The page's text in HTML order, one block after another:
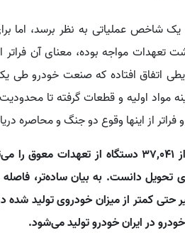
شاخص عملیاتی به نظر برسد، اما
تعهدات مواجه بوده، معنای آن
اتفاق افتاده که صنعت خودرو طی
مواد اولیه و قطعات گرفته تا
از اینها وقوع دو جنگ و محاصره
در چنین فضایی، کاهش بیش از 37,041 دستگاه
تحویل دانست. به بیان ساده‌تر،
حتی کمتر از میزان خودروی تولید